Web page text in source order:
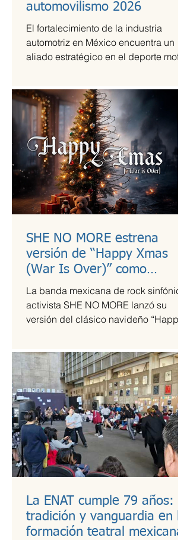
automovilismo 2026
El fortalecimiento de la industria
automotriz en México encuentra un
aliado estratégico en el deporte motor,
Alessandros Racing. En el marco de
su centenario, la organización utiliza la
alta competencia para validar su
capacidad técnica y operativa en las
pistas más exigentes del país durante
la temporada 2026.
SHE NO MORE estrena
versión de “Happy Xmas
(War Is Over)” como
llamado a la empatía en
tiempos de guerra
La banda mexicana de rock sinfónico
activista SHE NO MORE lanzó su
versión del clásico navideño “Happy
transforma el himno pacifista en un
arreglo metal sinfónico que mantiene
su esencia esperanzadora, pero con la
potencia característica del grupo.
La ENAT cumple 79 años:
tradición y vanguardia en la
formación teatral mexicana